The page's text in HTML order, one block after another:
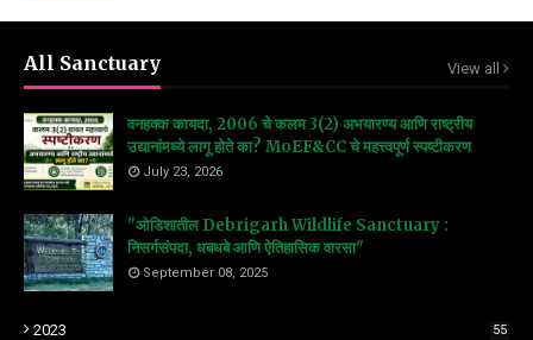
All Sanctuary View all
वनहक्क कायदा, 2006 चे कलम 3(2) अभयारण्य आणि राष्ट्रीय
उद्यानांमध्ये लागू होते का? MoEF&CC चे महत्त्वपूर्ण स्पष्टीकरण
July 23, 2026
"ओडिशातील Debrigarh Wildlife Sanctuary :
निसर्गसंपदा, धबधबे आणि ऐतिहासिक वारसा"
September 08, 2025
2023
55